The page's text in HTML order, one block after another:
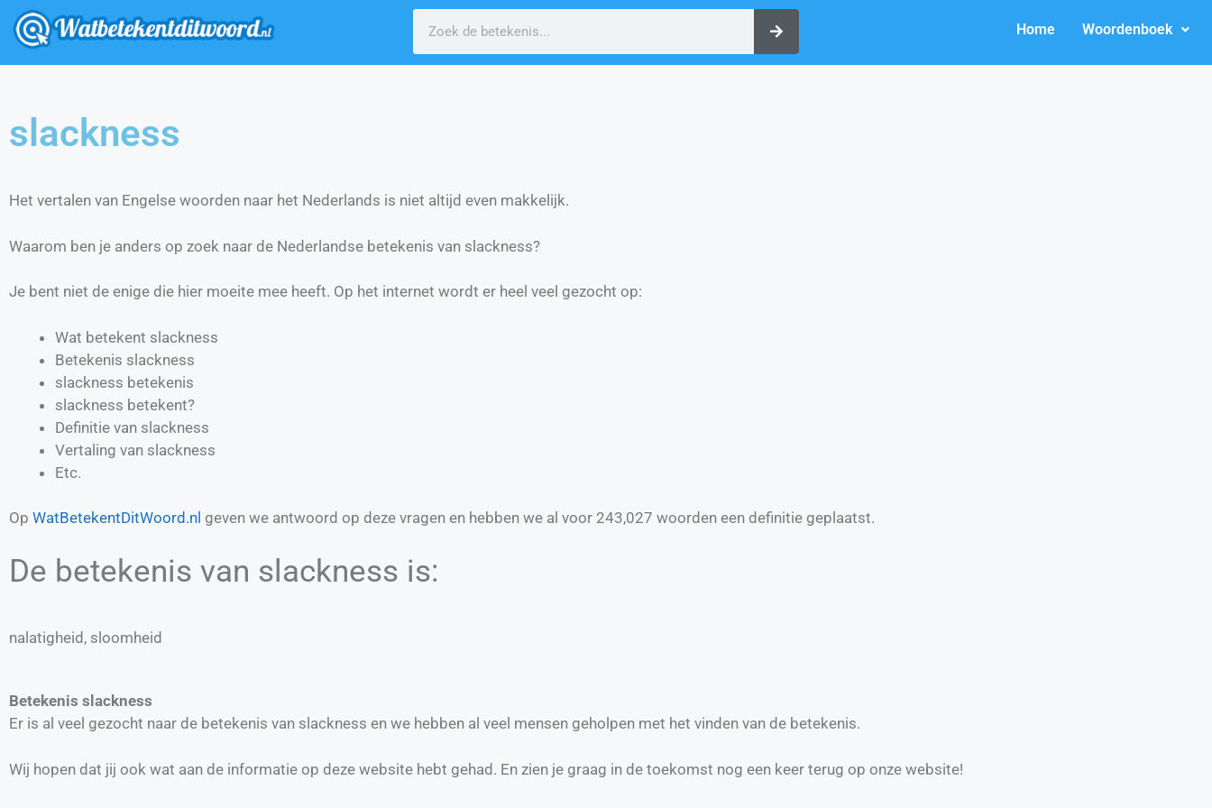
Home Woordenboek
slackness
Het vertalen van Engelse woorden naar het Nederlands is niet altijd even makkelijk.
Waarom ben je anders op zoek naar de Nederlandse betekenis van slackness?
Je bent niet de enige die hier moeite mee heeft. Op het internet wordt er heel veel gezocht op:
Wat betekent slackness
Betekenis slackness
slackness betekenis
slackness betekent?
Definitie van slackness
Vertaling van slackness
Etc.
Op WatBetekentDitWoord.nl geven we antwoord op deze vragen en hebben we al voor 243,027 woorden een definitie geplaatst.
De betekenis van slackness is:
nalatigheid, sloomheid
Betekenis slackness
Er is al veel gezocht naar de betekenis van slackness en we hebben al veel mensen geholpen met het vinden van de betekenis.
Wij hopen dat jij ook wat aan de informatie op deze website hebt gehad. En zien je graag in de toekomst nog een keer terug op onze website!